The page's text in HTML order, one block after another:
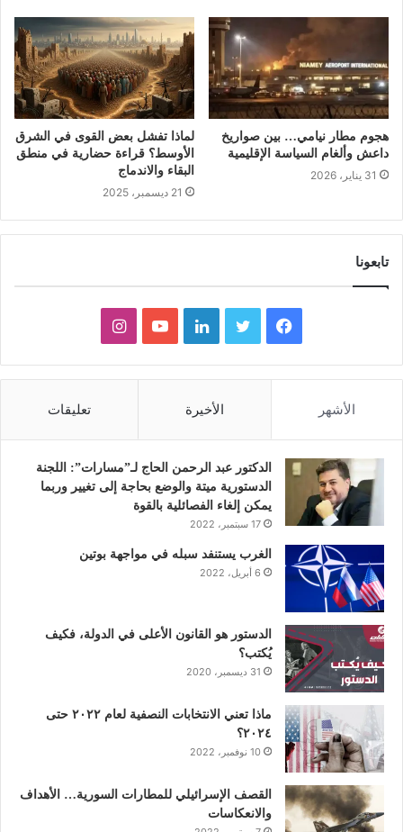
هجوم مطار نيامي… بين صواريخ
داعش وألغام السياسة الإقليمية
31 يناير، 2026
لماذا تفشل بعض القوى في الشرق
الأوسط؟ قراءة حضارية في منطق
البقاء والاندماج
21 ديسمبر، 2025
تابعونا
ي
و
ك
و
ر
ي
د
إ
و
و
ب
ن
ق
الأشهر الأخيرة تعليقات
الدكتور عبد الرحمن الحاج لـ”مسارات”: اللجنة
الدستورية ميتة والوضع بحاجة إلى تغيير وربما
يمكن إلغاء الفصائلية بالقوة
17 سبتمبر، 2022
الغرب يستنفد سبله في مواجهة بوتين
6 أبريل، 2022
الدستور هو القانون الأعلى في الدولة، فكيف
يُكتب؟
31 ديسمبر، 2020
ماذا تعني الانتخابات النصفية لعام ٢٠٢٢ حتى
٢٠٢٤؟
10 نوفمبر، 2022
القصف الإسرائيلي للمطارات السورية… الأهداف
والانعكاسات